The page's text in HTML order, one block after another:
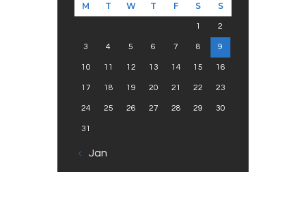
M T W T F S S
1 2
3 4 5 6 7 8 9
10 11 12 13 14 15 16
17 18 19 20 21 22 23
24 25 26 27 28 29 30
31
« Jan